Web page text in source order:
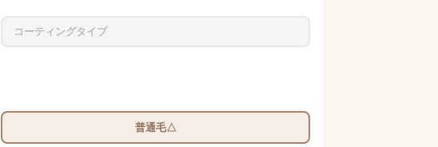
コーティングタイプ
普通毛△